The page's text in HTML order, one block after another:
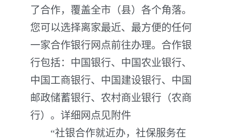
了合作，覆盖全市（县）各个角落。
您可以选择离家最近、最方便的任何
一家合作银行网点前往办理。合作银
行包括：中国银行、中国农业银行、
中国工商银行、中国建设银行、中国
邮政储蓄银行、农村商业银行（农商
行）。详细网点见附件
“社银合作就近办，社保服务在